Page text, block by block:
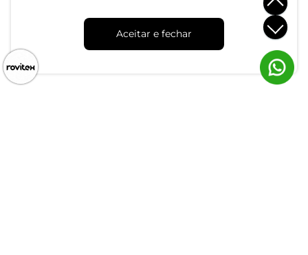
Aceitar e fechar